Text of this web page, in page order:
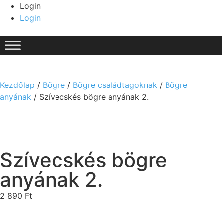
Login
Login
Kezdőlap / Bögre / Bögre családtagoknak / Bögre
anyának / Szívecskés bögre anyának 2.
Szívecskés bögre
anyának 2.
2 890 Ft